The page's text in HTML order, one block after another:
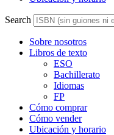
Search
Sobre nosotros
Libros de texto
ESO
Bachillerato
Idiomas
FP
Cómo comprar
Cómo vender
Ubicación y horario